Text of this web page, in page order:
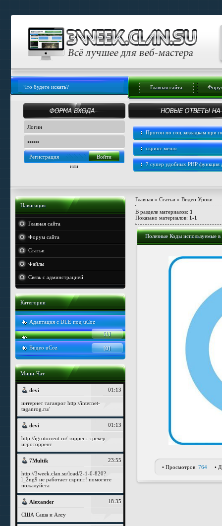
Главная сайта
Регистрация
или
Прогон по соц.закладкам при
скрипт меню
7 супер удобных PHP функция
Навигация
Главная сайта
Форум сайта
Статьи
Файлы
Связь с админстрацией
Категории
Адаптация с DLE под uCoz
[1]
Видео uCoz [0]
Мини-Чат
Главная» Статьи» Видео Уроки
В разделе материалов: 1
Показано материалов: 1-1
Полезные Коды используемые в
• Просмотров: 764 •